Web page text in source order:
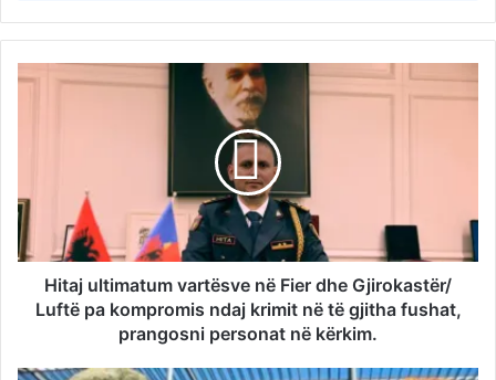
Hitaj ultimatum vartësve në Fier dhe Gjirokastër/
Luftë pa kompromis ndaj krimit në të gjitha fushat,
prangosni personat në kërkim.